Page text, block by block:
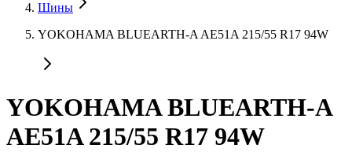
Шины
YOKOHAMA BLUEARTH-A AE51A 215/55 R17 94W
YOKOHAMA BLUEARTH-A
AE51A 215/55 R17 94W